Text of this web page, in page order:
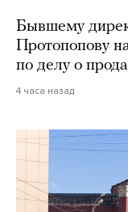
Бывшему
Протопопову
по делу о
4 часа назад